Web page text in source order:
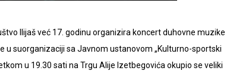
Ilijaš već 17. godinu organizira koncert duhovne muzike
u suorganizaciji sa Javnom ustanovom „Kulturno-sportski
u 19.30 sati na Trgu Alije Izetbegovića okupio se veliki